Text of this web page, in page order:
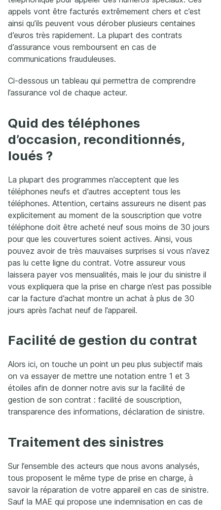
appels vont être facturés extrêmement chers et c’est
ainsi qu’ils peuvent vous dérober plusieurs centaines
d’euros très rapidement. La plupart des contrats
d’assurance vous remboursent en cas de
communications frauduleuses.
Ci-dessous un tableau qui permettra de comprendre
l’assurance vol de chaque acteur.
Quid des téléphones
d’occasion, reconditionnés,
loués ?
La plupart des programmes n’acceptent que les
téléphones neufs et d’autres acceptent tous les
téléphones. Attention, certains assureurs ne disent pas
explicitement au moment de la souscription que votre
téléphone doit être acheté neuf sous moins de 30 jours
pour que les couvertures soient actives. Ainsi, vous
pouvez avoir de très mauvaises surprises si vous n’avez
pas lu cette ligne du contrat. Votre assureur vous
laissera payer vos mensualités, mais le jour du sinistre il
vous expliquera que la prise en charge n’est pas possible
car la facture d’achat montre un achat à plus de 30
jours après l’achat neuf de l’appareil.
Facilité de gestion du contrat
Alors ici, on touche un point un peu plus subjectif mais
on va essayer de mettre une notation entre 1 et 3
étoiles afin de donner notre avis sur la facilité de
gestion de son contrat : facilité de souscription,
transparence des informations, déclaration de sinistre.
Traitement des sinistres
Sur l’ensemble des acteurs que nous avons analysés,
tous proposent le même type de prise en charge, à
savoir la réparation de votre appareil en cas de sinistre.
Sauf la MAE qui propose une indemnisation en cas de